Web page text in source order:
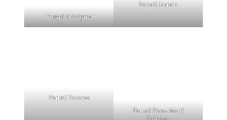
Portail Aubépine
Portail Jasmin
Portail Tecoma
Portail FicusMotif
Palmiers